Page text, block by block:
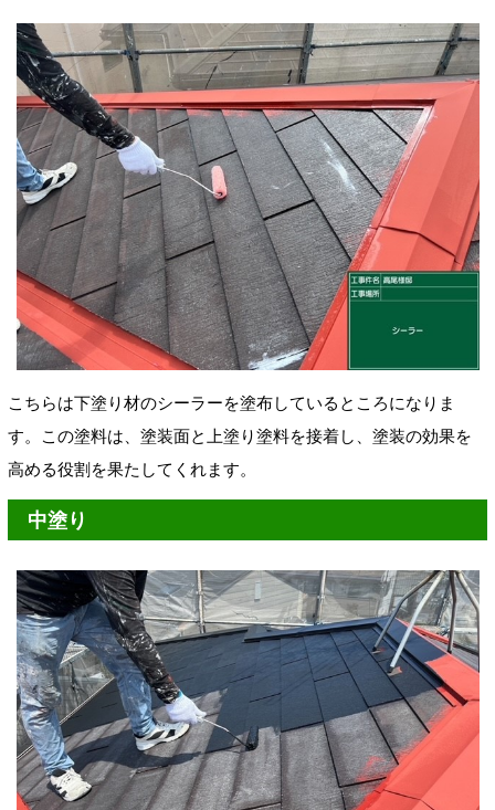
こちらは下塗り材のシーラーを塗布しているところになりま
す。この塗料は、塗装面と上塗り塗料を接着し、塗装の効果を
高める役割を果たしてくれます。
中塗り